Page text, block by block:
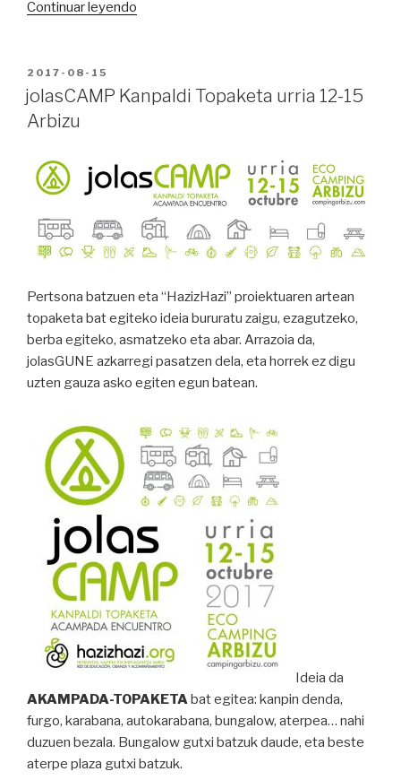
Continuar leyendo
15
PUBLICADO
EN
2017-08-15
jolasCAMP Kanpaldi Topaketa urria 12-15
Arbizu
Pertsona batzuen eta “HazizHazi” proiektuaren artean
topaketa bat egiteko ideia bururatu zaigu, ezagutzeko,
berba egiteko, asmatzeko eta abar. Arrazoia da,
jolasGUNE azkarregi pasatzen dela, eta horrek ez digu
uzten gauza asko egiten egun batean.
Ideia da
AKAMPADA-TOPAKETAbat egitea: kanpin denda,
furgo, karabana, autokarabana, bungalow, aterpea… nahi
duzuen bezala. Bungalow gutxi batzuk daude, eta beste
aterpe plaza gutxi batzuk.